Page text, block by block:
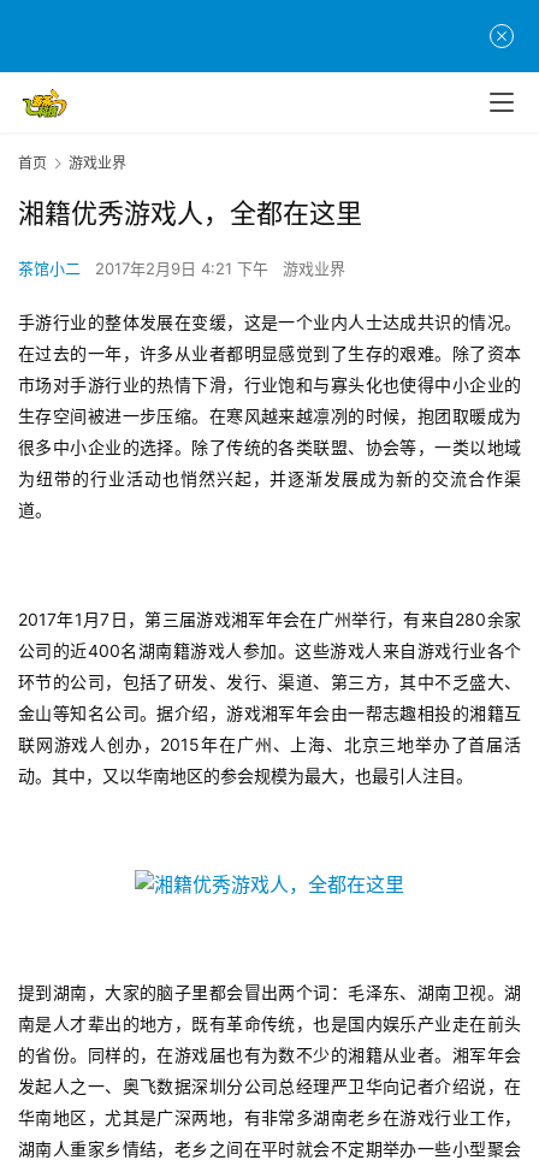
首页 游戏业界
湘籍优秀游戏人，全都在这里
茶馆小二 2017年2月9日 4:21 下午 游戏业界
手游行业的整体发展在变缓，这是一个业内人士达成共识的情况。
在过去的一年，许多从业者都明显感觉到了生存的艰难。除了资本
市场对手游行业的热情下滑，行业饱和与寡头化也使得中小企业的
生存空间被进一步压缩。在寒风越来越凛冽的时候，抱团取暖成为
很多中小企业的选择。除了传统的各类联盟、协会等，一类以地域
为纽带的行业活动也悄然兴起，并逐渐发展成为新的交流合作渠
道。
2017年1 月7 日，第三届游戏湘军年会在广州举行，有来自 280余家
公司的近400名湖南籍游戏人参加。这些游戏人来自游戏行业各个
环节的公司，包括了研发、发行、渠道、第三方，其中不乏盛大、
金山等知名公司。据介绍，游戏湘军年会由一帮志趣相投的湘籍互
联网游戏人创办， 2015年在广州、上海、北京三地举办了首届活
动。其中，又以华南地区的参会规模为最大，也最引人注目。
提到湖南，大家的脑子里都会冒出两个词：毛泽东、湖南卫视。湖
南是人才辈出的地方，既有革命传统，也是国内娱乐产业走在前头
的省份。同样的，在游戏届也有为数不少的湘籍从业者。湘军年会
发起人之一、奥飞数据深圳分公司总经理严卫华向记者介绍说，在
华南地区，尤其是广深两地，有非常多湖南老乡在游戏行业工作，
湖南人重家乡情结，老乡之间在平时就会不定期举办一些小型聚会